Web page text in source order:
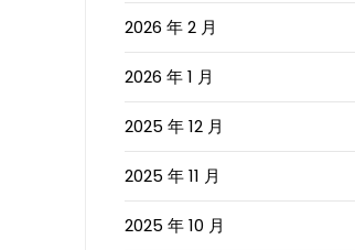
2026 年 2 月
2026 年 1 月
2025 年 12 月
2025 年 11 月
2025 年 10 月